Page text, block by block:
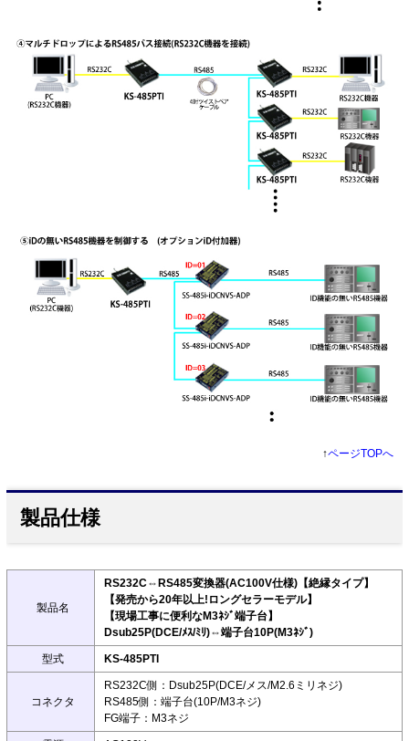
↑ページTOPへ
製品仕様
製品名
RS232C⇔RS485変換器(AC100V仕様)【絶縁タイプ】
【発売から20年以上!ロングセラーモデル】
【現場工事に便利なM3ﾈｼﾞ端子台】
Dsub25P(DCE/ﾒｽ/ﾐﾘ)⇔端子台10P(M3ﾈｼﾞ)
型式 KS-485PTI
コネクタ
RS232C側：Dsub25P(DCE/メス/M2.6ミリネジ)
RS485側：端子台(10P/M3ネジ)
FG端子：M3ネジ